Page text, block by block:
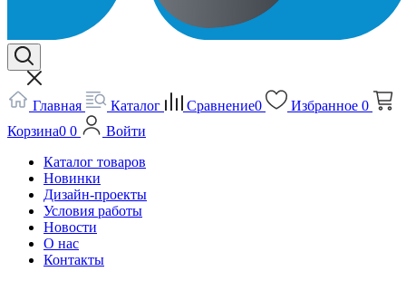
Главная Каталог Сравнение0 Избранное 0
Корзина0 0
Войти
Каталог товаров
Новинки
Дизайн-проекты
Условия работы
Новости
О нас
Контакты